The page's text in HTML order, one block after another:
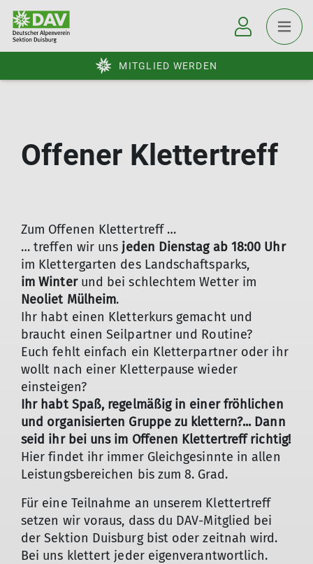
MITGLIED WERDEN
Offener Klettertreff
Zum Offenen Klettertreff …
… treffen wir uns jeden Dienstag ab 18:00 Uhr
im Klettergarten des Landschaftsparks,
im Winterund bei schlechtem Wetter im
Neoliet Mülheim.
Ihr habt einen Kletterkurs gemacht und
braucht einen Seilpartner und Routine?
Euch fehlt einfach ein Kletterpartner oder ihr
wollt nach einer Kletterpause wieder
einsteigen?
Ihr habt Spaß, regelmäßig in einer fröhlichen
und organisierten Gruppe zu klettern?... Dann
seid ihr bei uns im Offenen Klettertreff richtig!
Hier findet ihr immer Gleichgesinnte in allen
Leistungsbereichen bis zum 8. Grad.
Für eine Teilnahme an unserem Klettertreff
setzen wir voraus, dass du DAV-Mitglied bei
der Sektion Duisburg bist oder zeitnah wird.
Bei uns klettert jeder eigenverantwortlich.